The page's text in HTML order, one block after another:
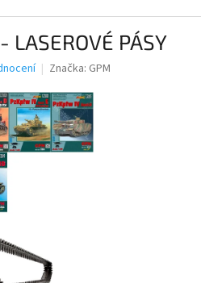
PÁSY
Značka: GPM